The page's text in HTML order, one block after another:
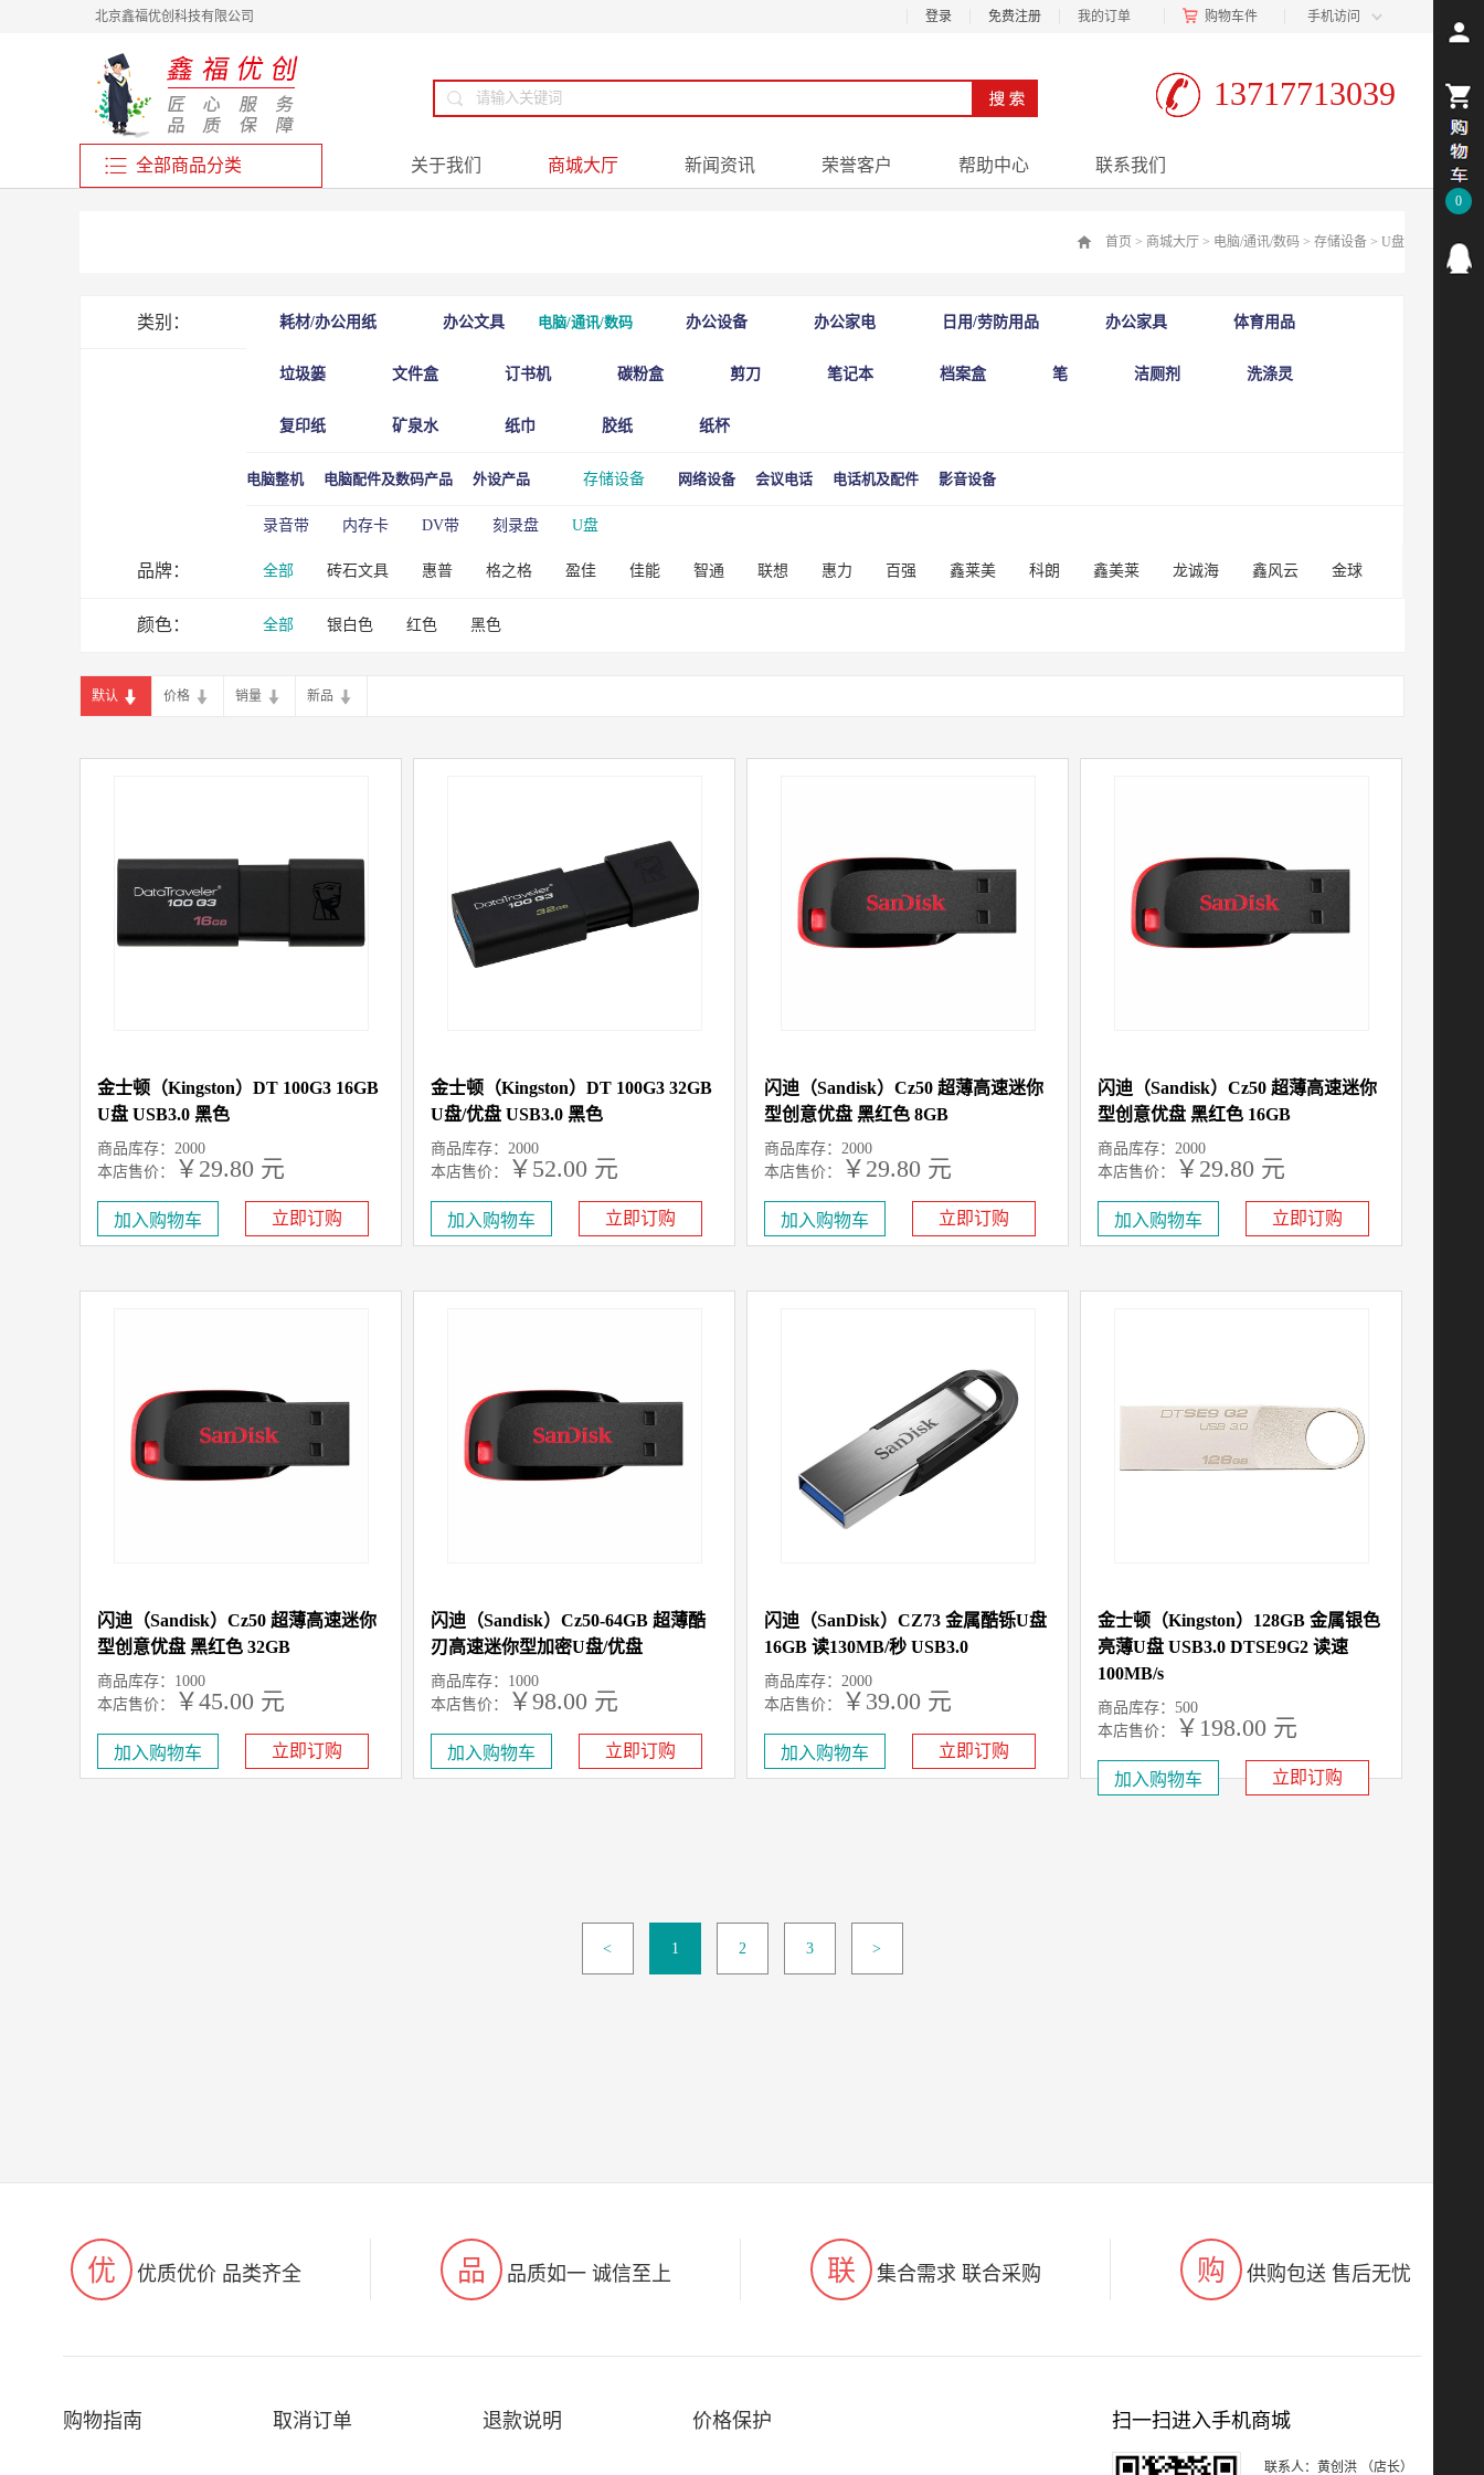
北京鑫福优创科技有限公司 手机访问
购物车件
我的订单
登录 免费注册
13717713039
全部商品分类 关于我们 商城大厅 新闻资讯 荣誉客户 帮助中心 联系我们
首页 > 商城大厅 > 电脑/通讯/数码 > 存储设备 > U盘
类别： 耗材/办公用纸 办公文具 电脑/通讯/数码
电脑整机 电脑配件及数码产品 外设产品 存储设备
录音带 内存卡 DV带 刻录盘 U盘
网络设备 会议电话 电话机及配件 影音设备
办公设备 办公家电 日用/劳防用品 办公家具 体育用品
垃圾篓 文件盒 订书机 碳粉盒 剪刀 笔记本 档案盒 笔 洁厕剂 洗涤灵
复印纸 矿泉水 纸巾 胶纸 纸杯
品牌： 全部 砖石文具 惠普 格之格 盈佳 佳能 智通 联想 惠力 百强 鑫莱美 科朗 鑫美莱 龙诚海 鑫风云 金球
绿天章 达伯埃 爱普生 金士顿 兄弟 柯达文具
颜色： 全部 银白色 红色 黑色
默认 价格 销量 新品
金士顿（Kingston）DT 100G3 16GB
U盘 USB3.0 黑色
商品库存：2000
本店售价：
￥29.80 元
立即订购
金士顿（Kingston）DT 100G3 32GB
U盘/优盘 USB3.0 黑色
商品库存：2000
本店售价：
￥52.00 元
立即订购
闪迪（Sandisk）Cz50 超薄高速迷你
型创意优盘 黑红色 8GB
商品库存：2000
本店售价：
￥29.80 元
立即订购
闪迪（Sandisk）Cz50 超薄高速迷你
型创意优盘 黑红色 16GB
商品库存：2000
本店售价：
￥29.80 元
立即订购
闪迪（Sandisk）Cz50 超薄高速迷你
型创意优盘 黑红色 32GB
商品库存：1000
本店售价：
￥45.00 元
立即订购
闪迪（Sandisk）Cz50-64GB 超薄酷
刃高速迷你型加密U盘/优盘
商品库存：1000
本店售价：
￥98.00 元
立即订购
闪迪（SanDisk）CZ73 金属酷铄U盘
16GB 读130MB/秒 USB3.0
商品库存：2000
本店售价：
￥39.00 元
立即订购
金士顿（Kingston）128GB 金属银色
亮薄U盘 USB3.0 DTSE9G2 读速
100MB/s
商品库存：500
本店售价：
￥198.00 元
立即订购
< 1 2 3 >
优 优质优价 品类齐全 品 品质如一 诚信至上 联 集合需求 联合采购 购 供购包送 售后无忧
购物指南 取消订单 退款说明 价格保护 扫一扫进入手机商城
联系人：黄创洪 （店长）
0